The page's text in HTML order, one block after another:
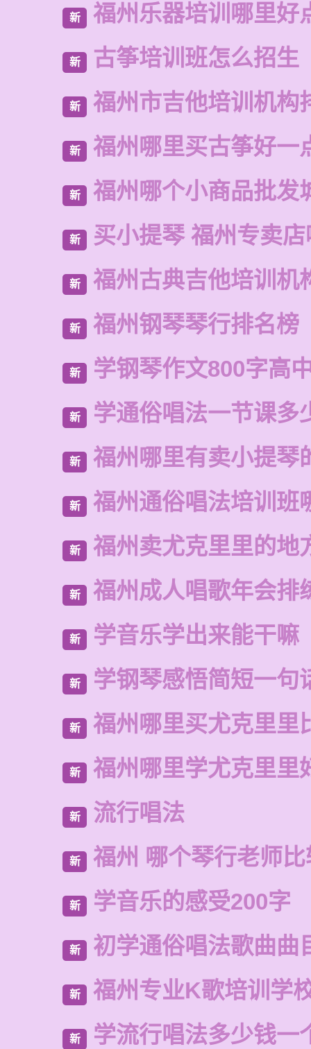
新 福州乐器培训哪里好
新 古筝培训班怎么招生
新 福州市吉他培训机构
新 福州哪里买古筝好一
新 福州哪个小商品批发
新 买小提琴 福州专卖
新 福州古典吉他培训机
新 福州钢琴琴行排名榜
新 学钢琴作文800字高
新 学通俗唱法一节课多
新 福州哪里有卖小提琴
新 福州通俗唱法培训班
新 福州卖尤克里里的地
新 福州成人唱歌年会排
新 学音乐学出来能干嘛
新 学钢琴感悟简短一句
新 福州哪里买尤克里里
新 福州哪里学尤克里里
新 流行唱法
新 福州 哪个琴行老师
新 学音乐的感受200字
新 初学通俗唱法歌曲曲
新 福州专业K歌培训学
新 学流行唱法多少钱一